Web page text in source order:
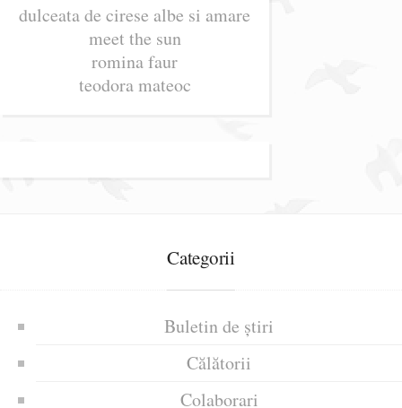
dulceata de cirese albe si amare
meet the sun
romina faur
teodora mateoc
Categorii
Buletin de știri
Călătorii
Colaborari